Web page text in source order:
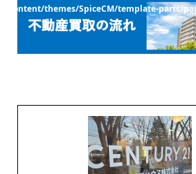
content/themes/SpiceCM/template-parts/